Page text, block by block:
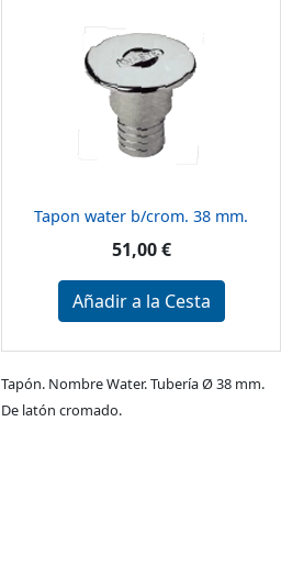
Tapon water b/crom. 38 mm.
51,00 €
Añadir a la Cesta
Tapón. Nombre Water. Tubería Ø 38 mm.
De latón cromado.